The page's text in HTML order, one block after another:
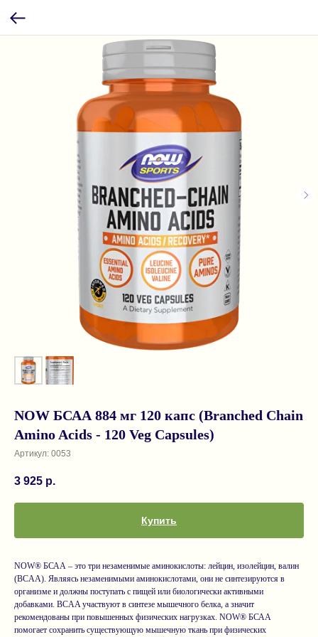
NOW БСАА 884 мг 120 капс (Branched Chain
Amino Acids - 120 Veg Capsules)
Артикул: 0053
3 925 р.
Купить
NOW® БСАА – это три незаменимые аминокислоты: лейцин, изолейцин, валин
(BCAA). Являясь незаменимыми аминокислотами, они не синтезируются в
организме и должны поступать с пищей или биологически активными
добавками. BCAA участвуют в синтезе мышечного белка, а значит
рекомендованы при повышенных физических нагрузках. NOW® БСАА
помогает сохранить существующую мышечную ткань при физических